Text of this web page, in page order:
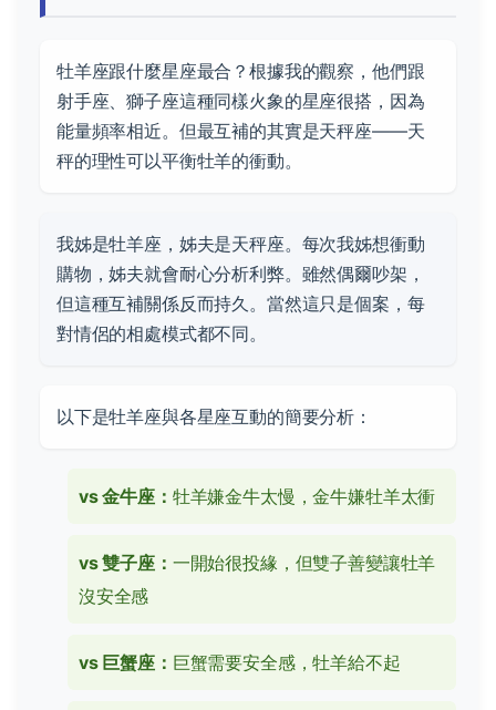
牡羊座跟什麼星座最合？根據我的觀察，他們跟
射手座、獅子座這種同樣火象的星座很搭，因為
能量頻率相近。但最互補的其實是天秤座——天
秤的理性可以平衡牡羊的衝動。
我姊是牡羊座，姊夫是天秤座。每次我姊想衝動
購物，姊夫就會耐心分析利弊。雖然偶爾吵架，
但這種互補關係反而持久。當然這只是個案，每
對情侶的相處模式都不同。
以下是牡羊座與各星座互動的簡要分析：
vs 金牛座： 牡羊嫌金牛太慢，金牛嫌牡羊太衝
vs 雙子座： 一開始很投緣，但雙子善變讓牡羊
沒安全感
vs 巨蟹座： 巨蟹需要安全感，牡羊給不起